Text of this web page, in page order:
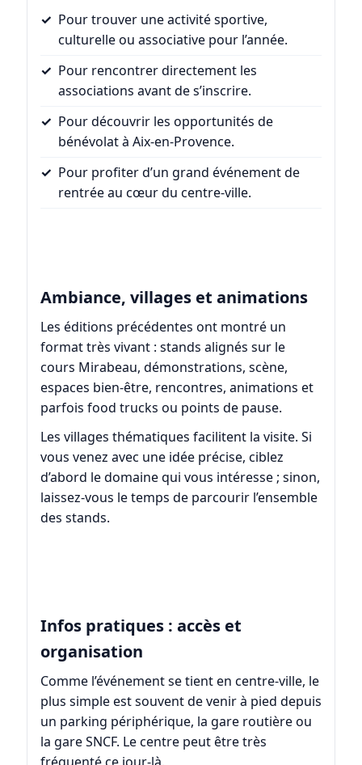
Pour trouver une activité sportive,
culturelle ou associative pour l’année.
Pour rencontrer directement les
associations avant de s’inscrire.
Pour découvrir les opportunités de
bénévolat à Aix-en-Provence.
Pour profiter d’un grand événement de
rentrée au cœur du centre-ville.
Ambiance, villages et animations
Les éditions précédentes ont montré un
format très vivant : stands alignés sur le
cours Mirabeau, démonstrations, scène,
espaces bien-être, rencontres, animations et
parfois food trucks ou points de pause.
Les villages thématiques facilitent la visite. Si
vous venez avec une idée précise, ciblez
d’abord le domaine qui vous intéresse ; sinon,
laissez-vous le temps de parcourir l’ensemble
des stands.
Infos pratiques : accès et
organisation
Comme l’événement se tient en centre-ville, le
plus simple est souvent de venir à pied depuis
un parking périphérique, la gare routière ou
la gare SNCF. Le centre peut être très